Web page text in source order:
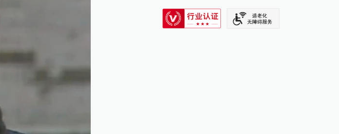
SIXTH TONE